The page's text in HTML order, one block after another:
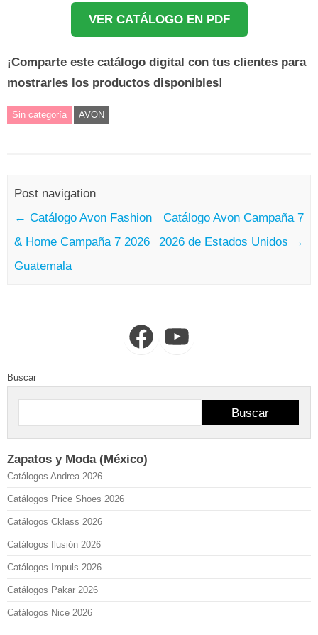
VER CATÁLOGO EN PDF
¡Comparte este catálogo digital con tus clientes para
mostrarles los productos disponibles!
Sin categoría AVON
Post navigation
← Catálogo Avon Fashion
& Home Campaña 7 2026
Guatemala
Catálogo Avon Campaña 7
2026 de Estados Unidos →
FacebookYouTube
Buscar
Buscar
Zapatos y Moda (México)
Catálogos Andrea 2026
Catálogos Price Shoes 2026
Catálogos Cklass 2026
Catálogos Ilusión 2026
Catálogos Impuls 2026
Catálogos Pakar 2026
Catálogos Nice 2026